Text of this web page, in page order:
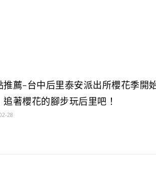
推薦-台中后里泰安派出所櫻花季開
追著櫻花的腳步玩后里吧！
28